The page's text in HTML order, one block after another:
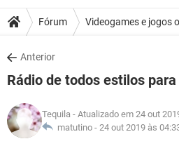
Fórum Videogames e jogos
Anterior
Rádio de todos estilos
Tequila - Atualizado em 24 out
matutino - 24 out 2019 às